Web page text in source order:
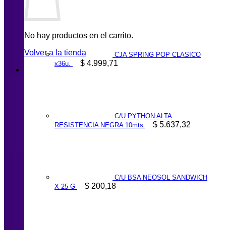
No hay productos en el carrito.
Volver a la tienda
CJA SPRING POP CLASICO
x36u.
$ 4.999,71
C/U PYTHON ALTA
RESISTENCIA NEGRA 10mts
$ 5.637,32
C/U BSA NEOSOL SANDWICH
X 25 G
$ 200,18